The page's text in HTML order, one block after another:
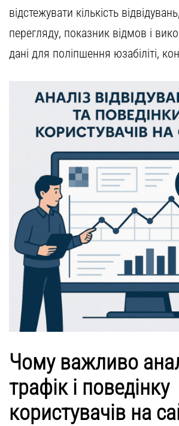
відстежувати кількість
перегляду, показник відмов і
дані для поліпшення юзабіліті,
Чому важливо
трафік і поведінку
користувачів на